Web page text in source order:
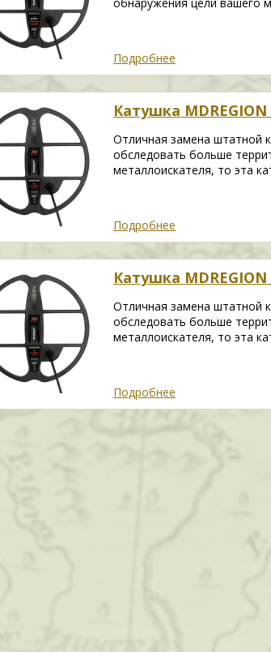
Подробнее
Катушка
Отличная замена штатной
обследовать больше
металлоискателя, то эта
Подробнее
Катушка
Отличная замена штатной
обследовать больше
металлоискателя, то эта
Подробнее